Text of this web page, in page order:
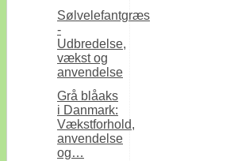
Sølvelefantgræs
-
Udbredelse,
vækst og
anvendelse
Grå blåaks
i Danmark:
Vækstforhold,
anvendelse
og…